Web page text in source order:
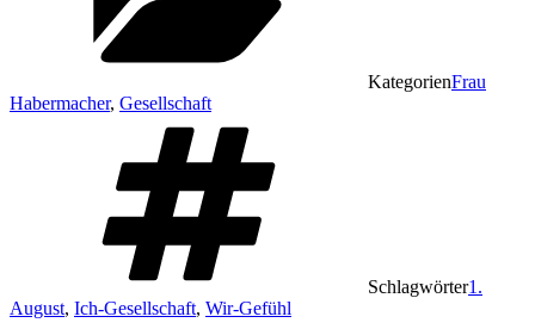
KategorienFrau
Habermacher, Gesellschaft
Schlagwörter1.
August, Ich-Gesellschaft, Wir-Gefühl